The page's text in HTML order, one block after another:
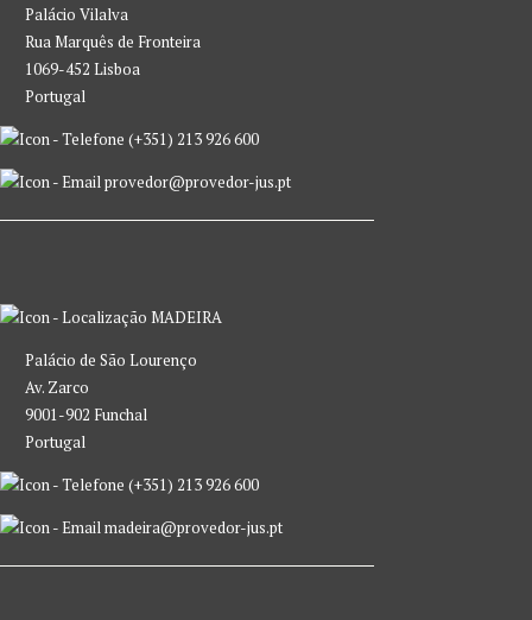
Palácio Vilalva
Rua Marquês de Fronteira
1069-452 Lisboa
Portugal
(+351) 213 926 600
provedor@provedor-jus.pt
MADEIRA
Palácio de São Lourenço
Av. Zarco
9001-902 Funchal
Portugal
(+351) 213 926 600
madeira@provedor-jus.pt